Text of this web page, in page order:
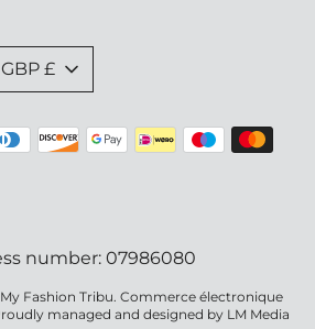
number: 07986080
My Fashion Tribu. Commerce électronique
managed and designed by LM Media
GBP £